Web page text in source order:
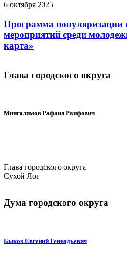
6 октября 2025
Программа популяризации
мероприятий среди
карта»
Глава городского округа
Мингалимов Рафаил Раифович
Глава городского округа
Сухой Лог
Дума городского округа
Быков Евгений Геннадьевич